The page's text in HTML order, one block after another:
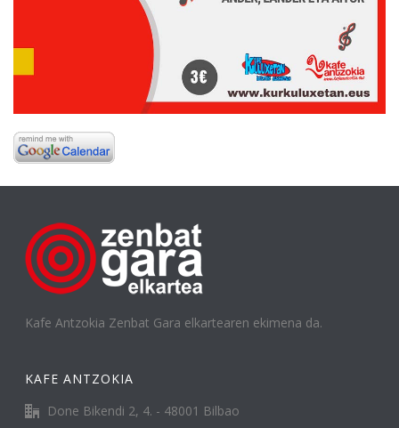
Kafe Antzokia Zenbat Gara elkartearen ekimena da.
KAFE ANTZOKIA
Done Bikendi 2, 4. - 48001 Bilbao